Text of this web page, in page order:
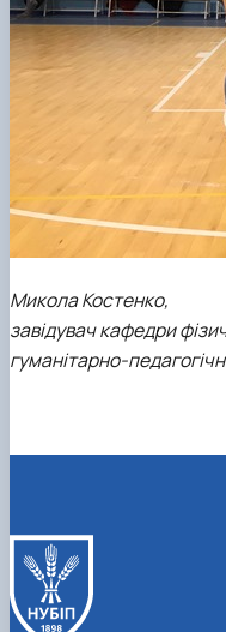
Микола Костенко,
завідувач кафедри
гуманітарно-